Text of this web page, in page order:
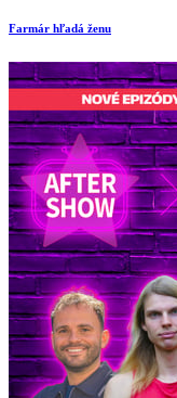
Farmár hľadá ženu